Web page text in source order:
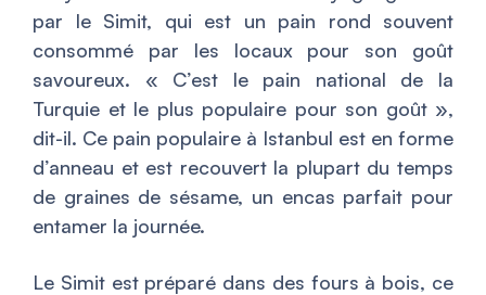
par le Simit, qui est un pain rond souvent
consommé par les locaux pour son goût
savoureux. « C’est le pain national de la
Turquie et le plus populaire pour son goût»,
dit-il. Ce pain populaire à Istanbul est en forme
d’anneau et est recouvert la plupart du temps
de graines de sésame, un encas parfait pour
entamer la journée.
Le Simit est préparé dans des fours à bois, ce